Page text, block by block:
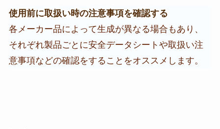
使用前に取扱い時の注意事項を確認する
各メーカー品によって生成が異なる場合もあり、
それぞれ製品ごとに安全データシートや取扱い注
意事項などの確認をすることをオススメします。